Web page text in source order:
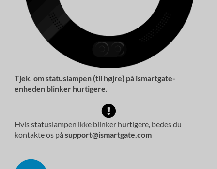
Tjek, om statuslampen (til højre) på ismartgate-
enheden blinker hurtigere.
Hvis statuslampen ikke blinker hurtigere, bedes du
kontakte os på support@ismartgate.com